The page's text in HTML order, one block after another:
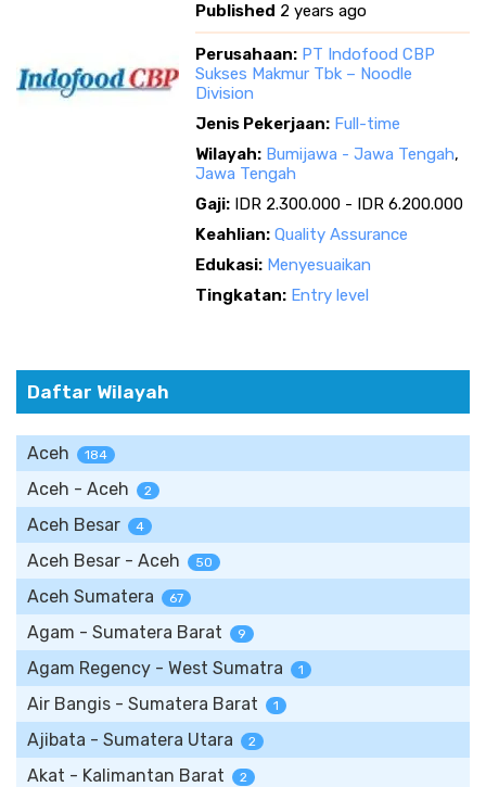
Published 2 years ago
Perusahaan: PT Indofood CBP
Sukses Makmur Tbk – Noodle
Division
Jenis Pekerjaan: Full-time
Wilayah: Bumijawa - Jawa Tengah,
Jawa Tengah
Gaji: IDR 2.300.000 - IDR 6.200.000
Keahlian: Quality Assurance
Edukasi: Menyesuaikan
Tingkatan: Entry level
Daftar Wilayah
Aceh 184
Aceh - Aceh 2
Aceh Besar 4
Aceh Besar - Aceh 50
Aceh Sumatera 67
Agam - Sumatera Barat 9
Agam Regency - West Sumatra 1
Air Bangis - Sumatera Barat 1
Ajibata - Sumatera Utara 2
Akat - Kalimantan Barat 2